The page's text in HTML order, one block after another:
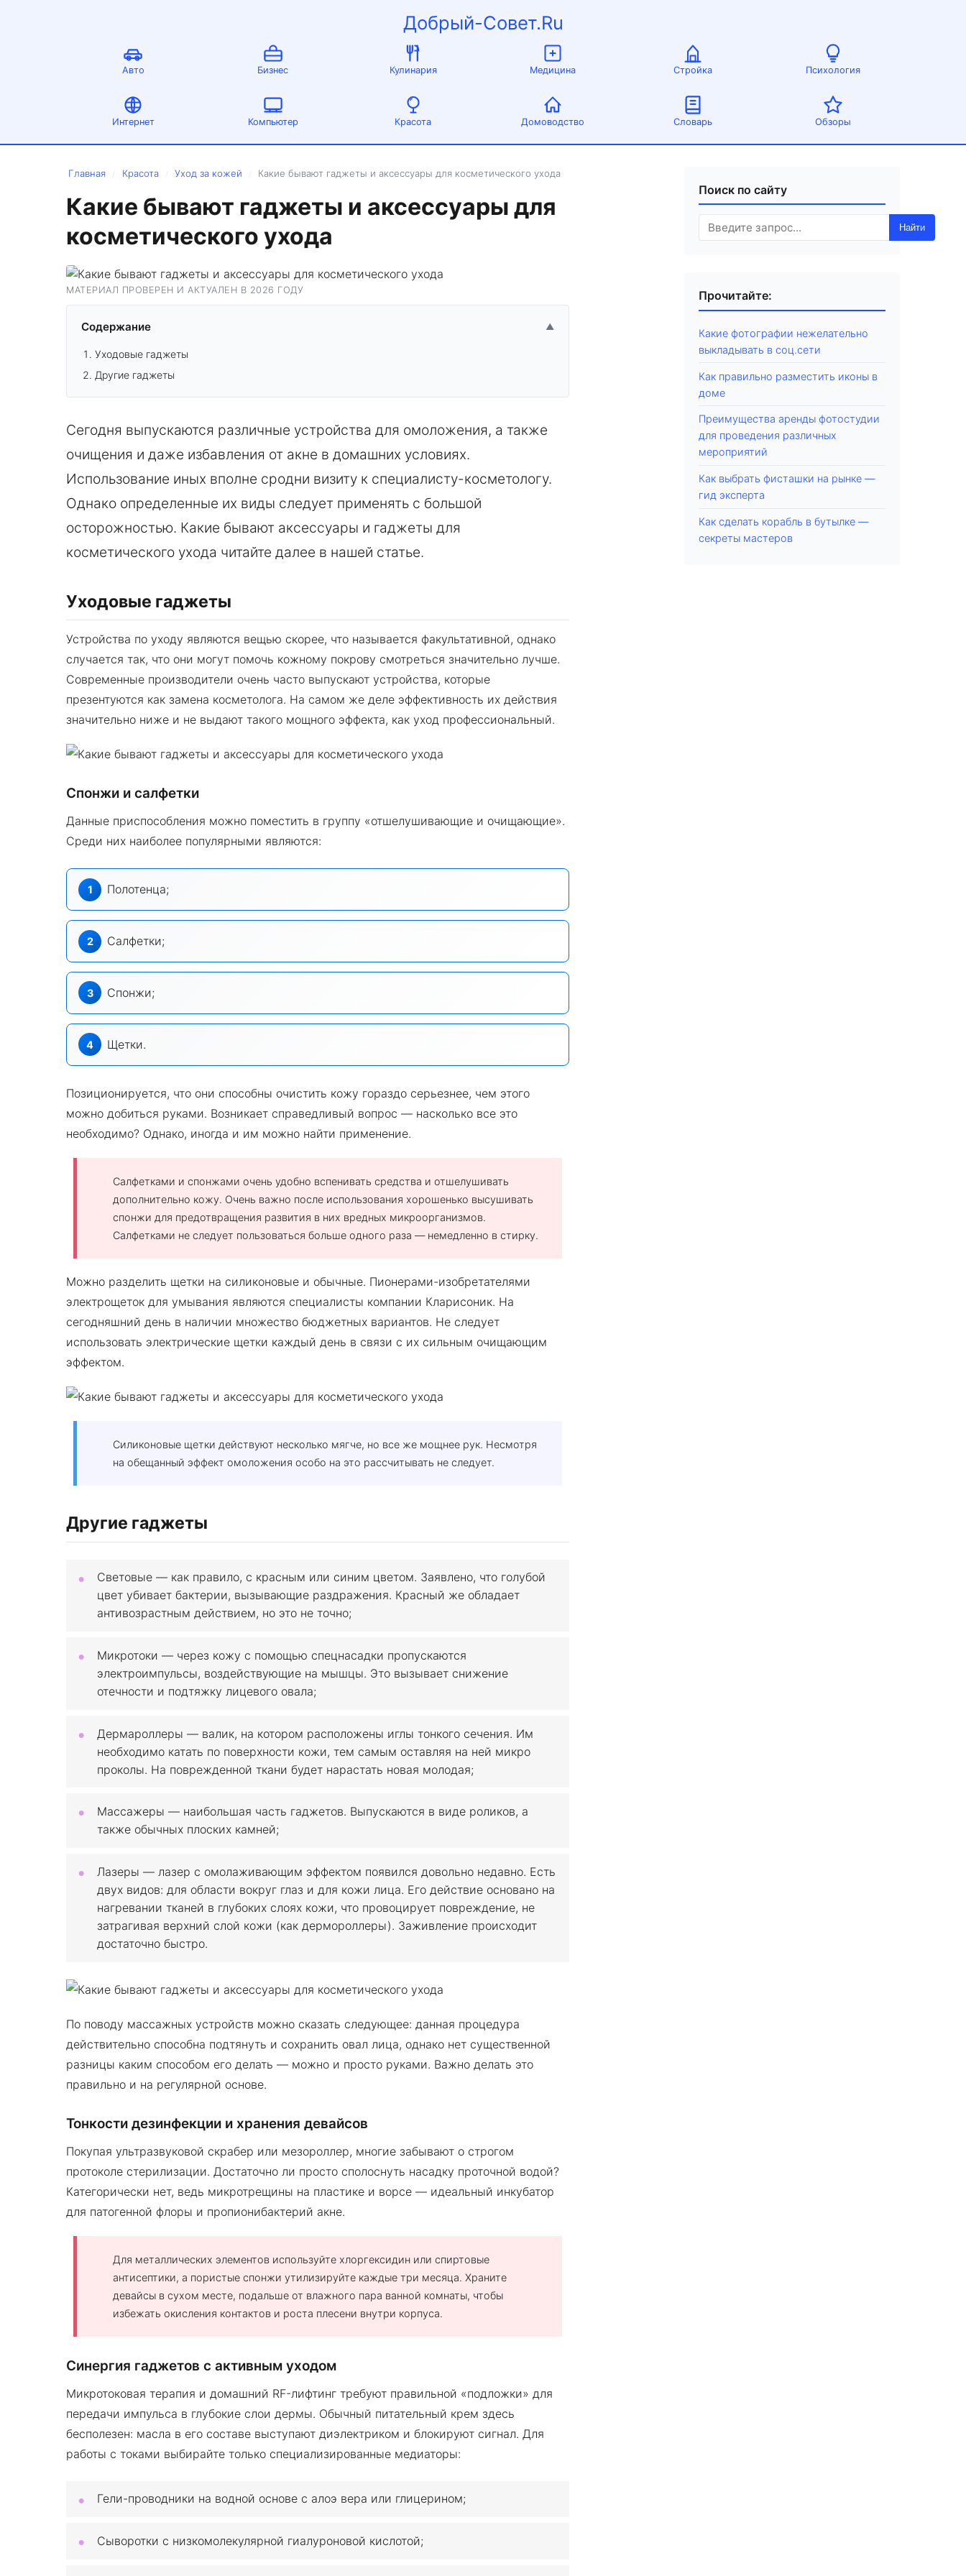
Добрый-Совет.Ru
Авто Бизнес Кулинария Медицина Стройка Психология
Интернет Компьютер Красота Домоводство Словарь Обзоры
Главная Красота Уход за кожей Какие бывают гаджеты и аксессуары для косметического ухода
Какие бывают гаджеты и аксессуары для
косметического ухода
МАТЕРИАЛ ПРОВЕРЕН И АКТУАЛЕН В 2026 ГОДУ
Содержание ▲
Уходовые гаджеты
Другие гаджеты
Сегодня выпускаются различные устройства для омоложения, а также
очищения и даже избавления от акне в домашних условиях.
Использование иных вполне сродни визиту к специалисту-косметологу.
Однако определенные их виды следует применять с большой
осторожностью. Какие бывают аксессуары и гаджеты для
косметического ухода читайте далее в нашей статье.
Уходовые гаджеты
Устройства по уходу являются вещью скорее, что называется факультативной, однако
случается так, что они могут помочь кожному покрову смотреться значительно лучше.
Современные производители очень часто выпускают устройства, которые
презентуются как замена косметолога. На самом же деле эффективность их действия
значительно ниже и не выдают такого мощного эффекта, как уход профессиональный.
Спонжи и салфетки
Данные приспособления можно поместить в группу «отшелушивающие и очищающие».
Среди них наиболее популярными являются:
Полотенца;
Салфетки;
Спонжи;
Щетки.
Позиционируется, что они способны очистить кожу гораздо серьезнее, чем этого
можно добиться руками. Возникает справедливый вопрос — насколько все это
необходимо? Однако, иногда и им можно найти применение.
Салфетками и спонжами очень удобно вспенивать средства и отшелушивать
дополнительно кожу. Очень важно после использования хорошенько высушивать
спонжи для предотвращения развития в них вредных микроорганизмов.
Салфетками не следует пользоваться больше одного раза — немедленно в стирку.
Можно разделить щетки на силиконовые и обычные. Пионерами-изобретателями
электрощеток для умывания являются специалисты компании Кларисоник. На
сегодняшний день в наличии множество бюджетных вариантов. Не следует
использовать электрические щетки каждый день в связи с их сильным очищающим
эффектом.
Силиконовые щетки действуют несколько мягче, но все же мощнее рук. Несмотря
на обещанный эффект омоложения особо на это рассчитывать не следует.
Другие гаджеты
Световые — как правило, с красным или синим цветом. Заявлено, что голубой
цвет убивает бактерии, вызывающие раздражения. Красный же обладает
антивозрастным действием, но это не точно;
Микротоки — через кожу с помощью спецнасадки пропускаются
электроимпульсы, воздействующие на мышцы. Это вызывает снижение
отечности и подтяжку лицевого овала;
Дермароллеры — валик, на котором расположены иглы тонкого сечения. Им
необходимо катать по поверхности кожи, тем самым оставляя на ней микро
проколы. На поврежденной ткани будет нарастать новая молодая;
Массажеры — наибольшая часть гаджетов. Выпускаются в виде роликов, а
также обычных плоских камней;
Лазеры — лазер с омолаживающим эффектом появился довольно недавно. Есть
двух видов: для области вокруг глаз и для кожи лица. Его действие основано на
нагревании тканей в глубоких слоях кожи, что провоцирует повреждение, не
затрагивая верхний слой кожи (как дермороллеры). Заживление происходит
достаточно быстро.
По поводу массажных устройств можно сказать следующее: данная процедура
действительно способна подтянуть и сохранить овал лица, однако нет существенной
разницы каким способом его делать — можно и просто руками. Важно делать это
правильно и на регулярной основе.
Тонкости дезинфекции и хранения девайсов
Покупая ультразвуковой скрабер или мезороллер, многие забывают о строгом
протоколе стерилизации. Достаточно ли просто сполоснуть насадку проточной водой?
Категорически нет, ведь микротрещины на пластике и ворсе — идеальный инкубатор
для патогенной флоры и пропионибактерий акне.
Для металлических элементов используйте хлоргексидин или спиртовые
антисептики, а пористые спонжи утилизируйте каждые три месяца. Храните
девайсы в сухом месте, подальше от влажного пара ванной комнаты, чтобы
избежать окисления контактов и роста плесени внутри корпуса.
Синергия гаджетов с активным уходом
Микротоковая терапия и домашний RF-лифтинг требуют правильной «подложки» для
передачи импульса в глубокие слои дермы. Обычный питательный крем здесь
бесполезен: масла в его составе выступают диэлектриком и блокируют сигнал. Для
работы с токами выбирайте только специализированные медиаторы:
Гели-проводники на водной основе с алоэ вера или глицерином;
Сыворотки с низкомолекулярной гиалуроновой кислотой;
Поиск по сайту
Найти
Прочитайте:
Какие фотографии нежелательно
выкладывать в соц.сети
Как правильно разместить иконы в
доме
Преимущества аренды фотостудии
для проведения различных
мероприятий
Как выбрать фисташки на рынке —
гид эксперта
Как сделать корабль в бутылке —
секреты мастеров